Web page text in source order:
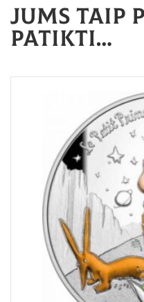
Jums taip
patikti…